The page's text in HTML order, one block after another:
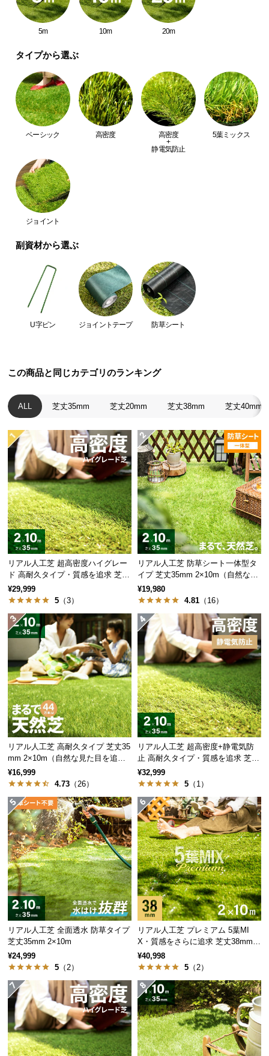
中
型
の
配
送
に
つ
小
型
商
品
の
配
て
置
サ
ー
ス
に
つ
い
て
搬
入
経
路
に
つ
い
て
品・
キ
ャ
ン
セ
ル
つ
い
て
保
証
に
つ
い
て
会
員
規
に
い
て
お
5m 10m 20m
タイプから選ぶ
ベーシック 高密度
高密度
+
静電気防止
5葉ミックス
ジョイント
副資材から選ぶ
U字ピン ジョイントテープ 防草シート
この商品と同じカテゴリのランキング
ALL 芝丈35mm 芝丈20mm 芝丈38mm 芝丈40mm
リアル人工芝 超高密度ハイグレー
ド 高耐久タイプ・質感を追求 芝丈
35mm 2×10m
¥29,999
5 （3）
リアル人工芝 防草シート一体型タ
イプ 芝丈35mm 2×10m（自然な見
た目追求・U字ピン付）
¥19,980
4.81 （16）
リアル人工芝 高耐久タイプ 芝丈35
mm 2×10m（自然な見た目を追
求・U字ピン付属）
¥16,999
4.73 （26）
リアル人工芝 超高密度+静電気防
止 高耐久タイプ・質感を追求 芝丈
35mm 2×10m
¥32,999
5 （1）
リアル人工芝 全面透水 防草タイプ
芝丈35mm 2×10m
¥24,999
5 （2）
リアル人工芝 プレミアム 5葉MI
X・質感をさらに追求 芝丈38mm 2
×10m
¥40,998
5 （2）